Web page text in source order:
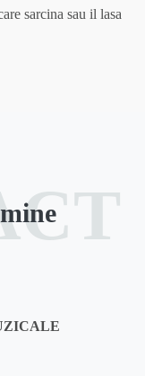
sarcina sau il lasa